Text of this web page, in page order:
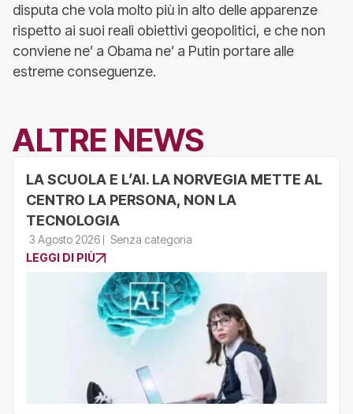
disputa che vola molto più in alto delle apparenze
rispetto ai suoi reali obiettivi geopolitici, e che non
conviene ne’ a Obama ne’ a Putin portare alle
estreme conseguenze.
ALTRE NEWS
LA SCUOLA E L’AI. LA NORVEGIA METTE AL
CENTRO LA PERSONA, NON LA
TECNOLOGIA
3 Agosto 2026
Senza categoria
LEGGI DI PIÙ